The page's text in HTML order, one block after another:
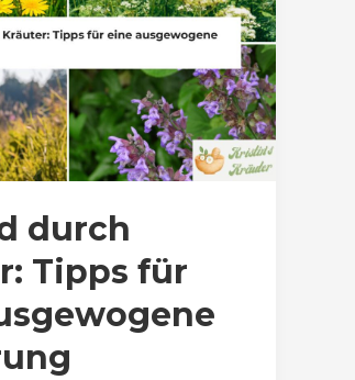
durch
Tipps für